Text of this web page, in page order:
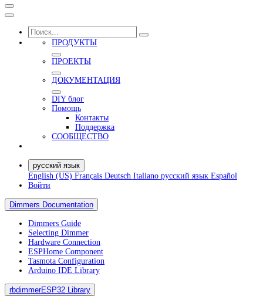
ПРОДУКТЫ
ПРОЕКТЫ
ДОКУМЕНТАЦИЯ
DIY блог
Помощь
Контакты
Поддержка
СООБЩЕСТВО
русский язык
English (US) Français Deutsch Italiano русский язык Español
Войти
Dimmers Documentation
Dimmers Guide
Selecting Dimmer
Hardware Connection
ESPHome Component
Tasmota Configuration
Arduino IDE Library
rbdimmerESP32 Library